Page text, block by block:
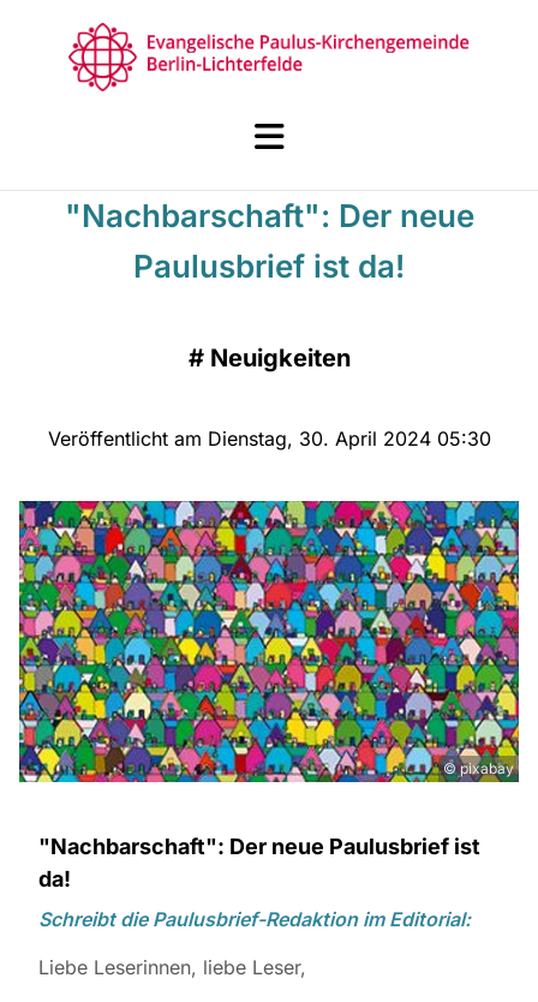
"Nachbarschaft": Der neue
Paulusbrief ist da!
# Neuigkeiten
Veröffentlicht am Dienstag, 30. April 2024 05:30
© pixabay
"Nachbarschaft": Der neue Paulusbrief ist
da!
Schreibt die Paulusbrief-Redaktion im Editorial:
Liebe Leserinnen, liebe Leser,